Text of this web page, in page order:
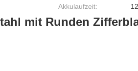
Akkulaufzeit:
mit Runden